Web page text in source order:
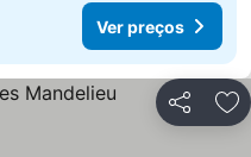
Ver preços
Partilhar